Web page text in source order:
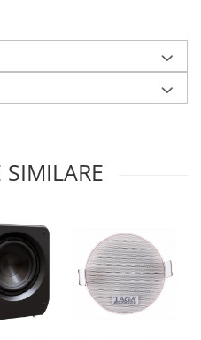
SIMILARE